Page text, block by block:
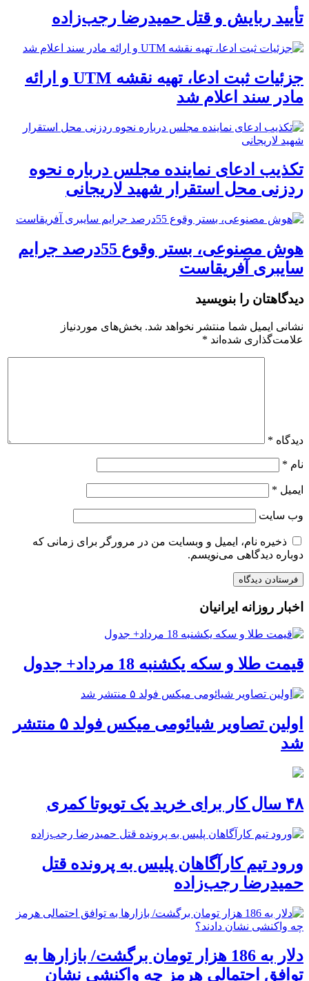
تأیید ربایش و قتل حمیدرضا رجب‌زاده
جزئیات ثبت ادعا، تهیه نقشه UTM و ارائه
مادر سند اعلام شد
تکذیب ادعای نماینده مجلس درباره نحوه
ردزنی محل استقرار شهید لاریجانی
هوش مصنوعی، بستر وقوع 55درصد جرایم
سایبری آفریقاست
دیدگاهتان را بنویسید
نشانی ایمیل شما منتشر نخواهد شد. بخش‌های موردنیاز
علامت‌گذاری شده‌اند *
دیدگاه *
نام *
ایمیل *
وب‌ سایت
ذخیره نام، ایمیل و وبسایت من در مرورگر برای زمانی که
دوباره دیدگاهی می‌نویسم.
اخبار روزانه ایرانیان
قیمت طلا و سکه یکشنبه 18 مرداد+ جدول
اولین تصاویر شیائومی میکس فولد ۵ منتشر
شد
۴۸ سال کار برای خرید یک تویوتا کمری
ورود تیم کارآگاهان پلیس به پرونده قتل
حمیدرضا رجب‌زاده
دلار به 186 هزار تومان برگشت/ بازارها به
توافق احتمالی هرمز چه واکنشی نشان